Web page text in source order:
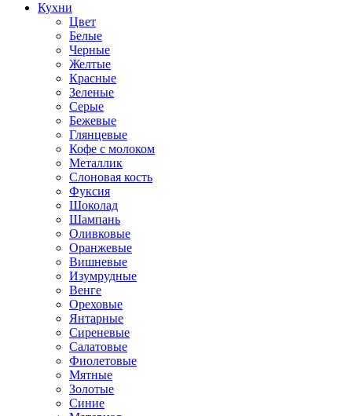
Кухни
Цвет
Белые
Черные
Желтые
Красные
Зеленые
Серые
Бежевые
Глянцевые
Кофе с молоком
Металлик
Слоновая кость
Фуксия
Шоколад
Шампань
Оливковые
Оранжевые
Вишневые
Изумрудные
Венге
Ореховые
Янтарные
Сиреневые
Салатовые
Фиолетовые
Мятные
Золотые
Синие